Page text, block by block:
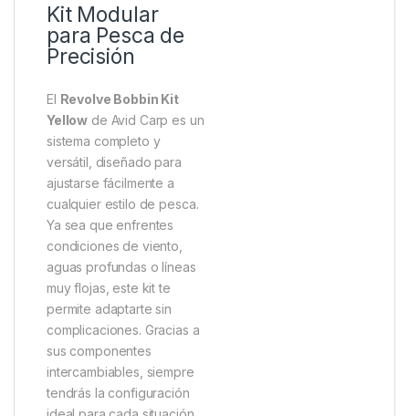
Kit Modular
para Pesca de
Precisión
El Revolve Bobbin Kit
Yellow de Avid Carp es un
sistema completo y
versátil, diseñado para
ajustarse fácilmente a
cualquier estilo de pesca.
Ya sea que enfrentes
condiciones de viento,
aguas profundas o líneas
muy flojas, este kit te
permite adaptarte sin
complicaciones. Gracias a
sus componentes
intercambiables, siempre
tendrás la configuración